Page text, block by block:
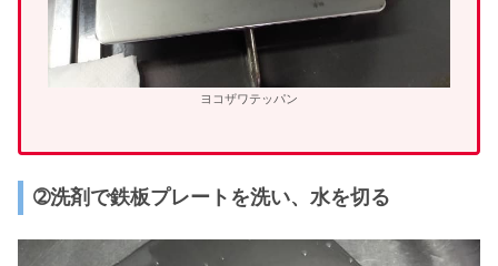
ヨコザワテッパン
➁洗剤で鉄板プレートを洗い、水を切る